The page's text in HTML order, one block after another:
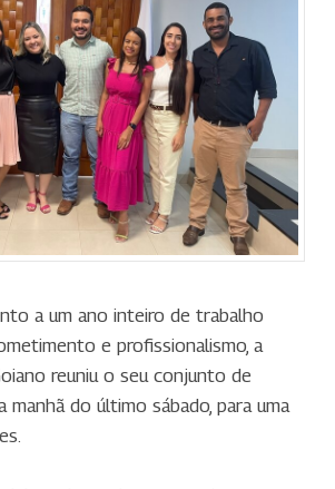
a um ano inteiro de trabalho
e profissionalismo, a
reuniu o seu conjunto de
manhã do último sábado, para uma